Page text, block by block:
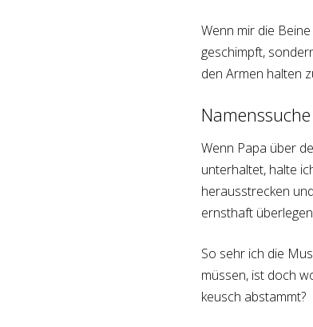
Wenn mir die
geschimpft,
den Armen halten
Wenn Papa über
unterhaltet, halte
herausstrecken
ernsthaft
So sehr ich die
müssen, ist doch
keusch abstammt?